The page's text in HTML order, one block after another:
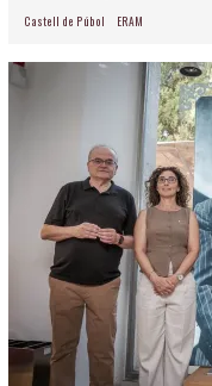
Castell de Púbol ERAM